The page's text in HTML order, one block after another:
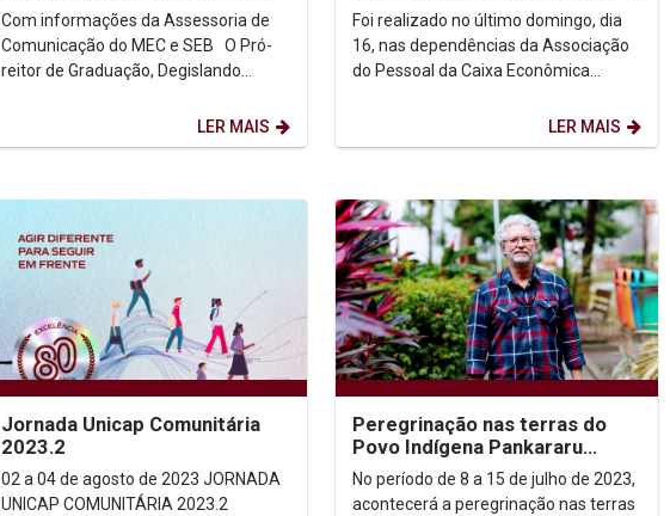
formação de professores e
diretores de escola
Com informações da Assessoria de
Comunicação do MEC e SEB O Pró-
reitor de Graduação, Degislando
LER MAIS
PE
Foi realizado no último domingo, dia
16, nas dependências da Associação
do Pessoal da Caixa Econômica
LER MAIS
Jornada Unicap Comunitária
2023.2
02 a 04 de agosto de 2023 JORNADA
UNICAP COMUNITÁRIA 2023.2
Peregrinação nas terras do
Povo Indígena Pankararu
busca conscientização e
defesa dos direitos
No período de 8 a 15 de julho de 2023,
acontecerá a peregrinação nas terras